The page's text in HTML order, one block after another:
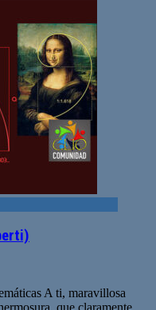
A ti, maravillosa